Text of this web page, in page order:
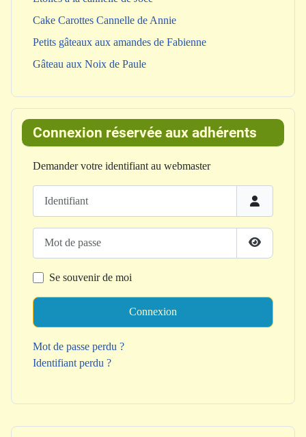
Cake Carottes Cannelle de Annie
Petits gâteaux aux amandes de Fabienne
Gâteau aux Noix de Paule
Connexion réservée aux adhérents
Demander votre identifiant au webmaster
Afficher le
Se souvenir de moi
Connexion
Mot de passe perdu ?
Identifiant perdu ?